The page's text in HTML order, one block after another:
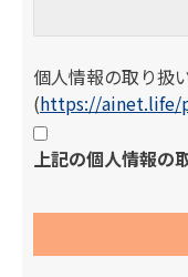
個人情報の取り扱
(https://ainet.life/
上記の個人情報の